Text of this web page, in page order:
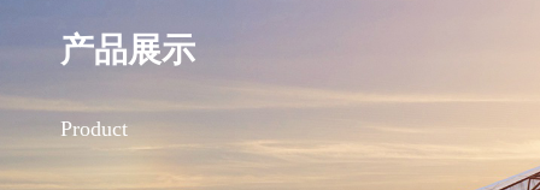
产品展示
Product